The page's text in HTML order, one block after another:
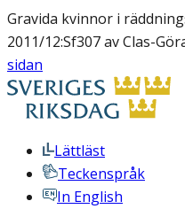
Gravida kvinnor i
2011/12:Sf307 av Clas-
sidan
Lättläst
Teckenspråk
In English